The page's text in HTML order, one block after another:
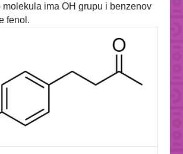
molekula ima OH grupu i benzenov
fenol.